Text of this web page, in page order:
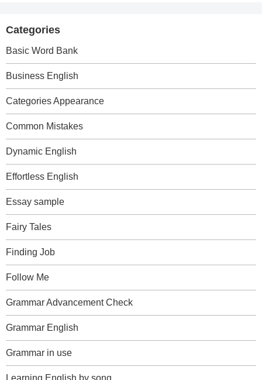
Categories
Basic Word Bank
Business English
Categories Appearance
Common Mistakes
Dynamic English
Effortless English
Essay sample
Fairy Tales
Finding Job
Follow Me
Grammar Advancement Check
Grammar English
Grammar in use
Learning English by song